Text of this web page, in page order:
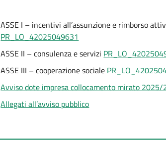
ASSE I – incentivi all’assunzione e rimborso
PR_LO_42025049631
ASSE II – consulenza e servizi
ASSE III – cooperazione sociale
Avviso dote impresa collocamento mirato 2025/
Allegati all’avviso pubblico